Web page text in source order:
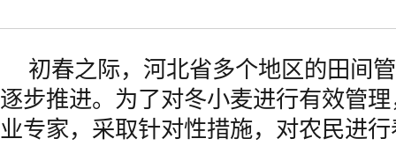
初春之际，河北省多个地区的田间
逐步推进。为了对冬小麦进行有效管
业专家，采取针对性措施，对农民进